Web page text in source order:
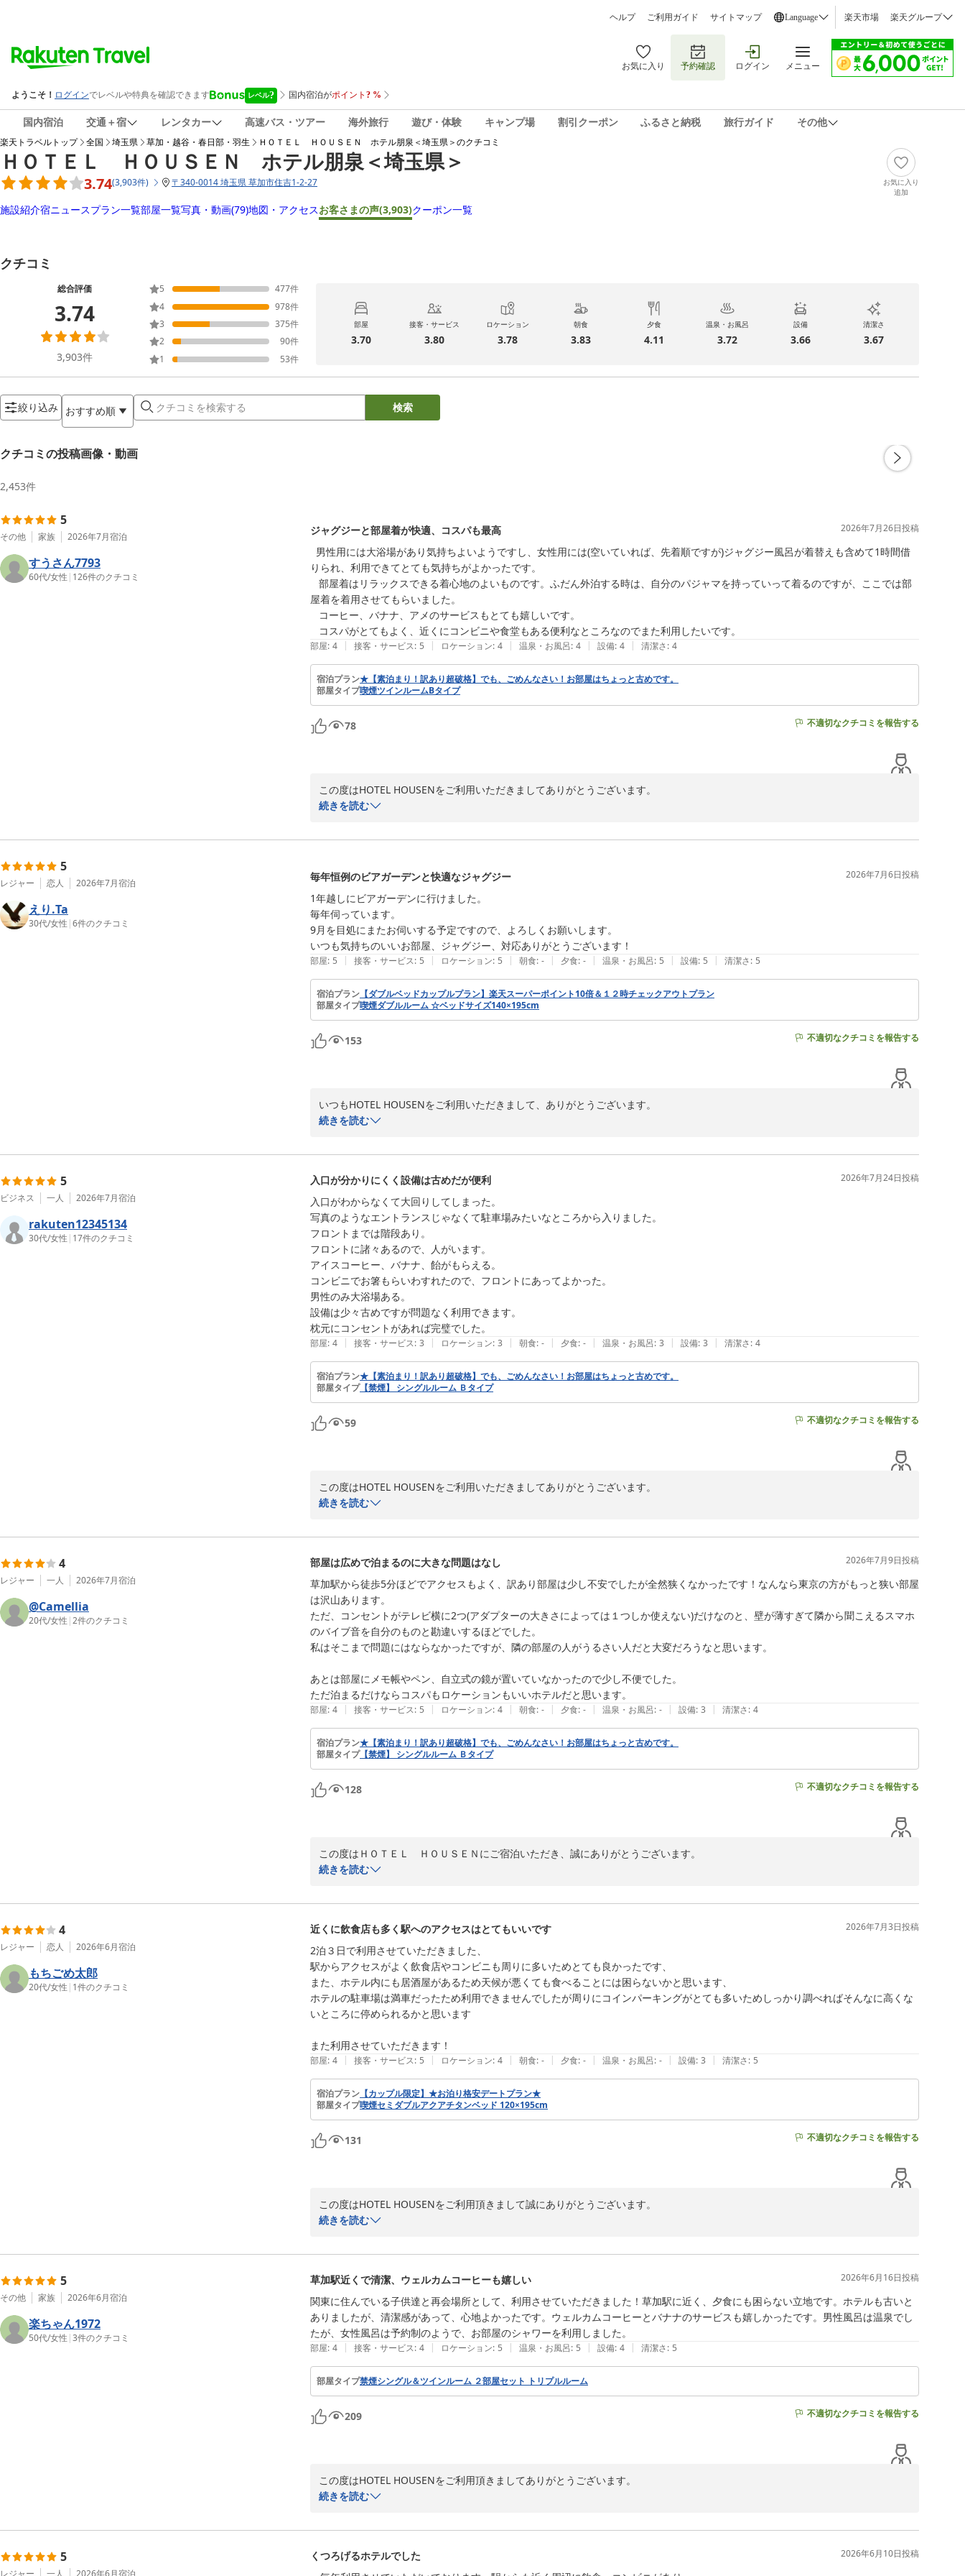
ヘルプ ご利用ガイド サイトマップ Language 楽天市場 楽天グループ
お気に入り 予約確認 ログイン メニュー
国内宿泊 交通＋宿 レンタカー 高速バス・ツアー 海外旅行 遊び・体験 キャンプ場 割引クーポン ふるさと納税 旅行ガイド その他
楽天トラベルトップ 全国 埼玉県 草加・越谷・春日部・羽生 ＨＯＴＥＬ ＨＯＵＳＥＮ ホテル朋泉＜埼玉県＞のクチコミ
ＨＯＴＥＬ ＨＯＵＳＥＮ ホテル朋泉＜埼玉県＞
3.74(3,903件) 〒340-0014 埼玉県 草加市住吉1-2-27
お気に入り
追加
施設紹介宿ニュースプラン一覧部屋一覧写真・動画(79)地図・アクセスお客さまの声(3,903)クーポン一覧
クチコミ
総合評価
3.74
3,903件
5 477件
4
978件
3
375件
2
90件
1
53件
部屋
3.70
接客・サービス
3.80
ロケーション
3.78
朝食
3.83
夕食
4.11
温泉・お風呂
3.72
設備
3.66
清潔さ
3.67
絞り込み おすすめ順 検索
クチコミの投稿画像・動画
2,453件
5
その他 家族 2026年7月宿泊
すうさん7793
60代/女性 | 126件のクチコミ
ジャグジーと部屋着が快適、コスパも最高 2026年7月26日投稿
りられ、利用できてとても気持ちがよかったです。
屋着を着用させてもらいました。
   コスパがとてもよく、近くにコンビニや食堂もある便利なところなのでまた利用したいです。
部屋: 4 | 接客・サービス: 5 | ロケーション: 4 | 温泉・お風呂: 4 | 設備: 4 | 清潔さ: 4
宿泊プラン★【素泊まり！訳あり超破格】でも、ごめんなさい！お部屋はちょっと古めです。
部屋タイプ喫煙ツインルームBタイプ
78 不適切なクチコミを報告する
この度はHOTEL HOUSENをご利用いただきましてありがとうございます。
お客様に快適にお過ごしいただけたご様子を伺い、スタッフ一同励みになります。
当館は東京メトロ日比谷線・半蔵門線直通・東武スカイツリーライン草加駅東口より徒歩3分。外環自動車道草加ICより8分。とい
う立地にあり、周辺には飲食店やコンビニエンスストアも多く、利便性の面でもご好評をいただいております。
今後もお客様に快適な空間とサービスを提供できるよう努めてまいります。
またのお越しを心よりお待ち申し上げております。
この度は、温かいご投稿をありがとうございました。
HOTEL HOUSEN
フロント　中山　雪香
ＨＯＴＥＬ ＨＯＵＳＥＮ ホテル朋泉＜埼玉県＞
続きを読む
5
レジャー 恋人 2026年7月宿泊
えり.Ta
30代/女性 |6件のクチコミ
毎年恒例のビアガーデンと快適なジャグジー 2026年7月6日投稿
1年越しにビアガーデンに行けました。
毎年伺っています。
9月を目処にまたお伺いする予定ですので、よろしくお願いします。
いつも気持ちのいいお部屋、ジャグジー、対応ありがとうございます！
部屋: 5 | 接客・サービス: 5 | ロケーション: 5 | 朝食: - | 夕食: - | 温泉・お風呂: 5 | 設備: 5 | 清潔さ: 5
宿泊プラン 【ダブルベッドカップルプラン】楽天スーパーポイント10倍＆１２時チェックアウトプラン
部屋タイプ喫煙ダブルルーム ☆ベッドサイズ140×195cm
153 不適切なクチコミを報告する
いつもHOTEL HOUSENをご利用いただきまして、ありがとうございます。
毎年恒例となりましたビアガーデン、夏を感じてもらえれば何よりでございます。
またのご来館を心よりお待ちしております。
お忙しい中、ご投稿ありがとうございました。
HOTEL HOUSEN
フロント　栗原
ＨＯＴＥＬ ＨＯＵＳＥＮ ホテル朋泉＜埼玉県＞
2026-07-06
続きを読む
5
ビジネス 一人 2026年7月宿泊
rakuten12345134
30代/女性 | 17件のクチコミ
入口が分かりにくく設備は古めだが便利 2026年7月24日投稿
入口がわからなくて大回りしてしまった。
写真のようなエントランスじゃなくて駐車場みたいなところから入りました。
フロントまでは階段あり。
フロントに諸々あるので、人がいます。
アイスコーヒー、バナナ、飴がもらえる。
コンビニでお箸もらいわすれたので、フロントにあってよかった。
男性のみ大浴場ある。
設備は少々古めですが問題なく利用できます。
枕元にコンセントがあれば完璧でした。
部屋: 4 | 接客・サービス: 3 | ロケーション: 3 | 朝食: - | 夕食: - | 温泉・お風呂: 3 | 設備: 3 | 清潔さ: 4
宿泊プラン★【素泊まり！訳あり超破格】でも、ごめんなさい！お部屋はちょっと古めです。
部屋タイプ【禁煙】 シングルルーム Ｂタイプ
59 不適切なクチコミを報告する
この度はHOTEL HOUSENをご利用いただきましてありがとうございます。
当館の入り口が分かりにくく、ご足労をお掛け致しまして誠に申し訳ございませんでした。お客様の仰いますように、当館はメイ
ていただきますので、ご一報いただければ幸いです。また、フロントに周辺地図もご用意しております。是非ご活用くださいま
当館のウェルカムサービスをご利用いただけましたようで何よりでございました。お客様のお役にたつことができ大変嬉しく思い
ます。何かお困りごとがございましたら、お気軽にフロントまでご相談くださいませ。
お客様の仰いますように当館の大浴場は男性の方のみとなっております。
女性のお客様にはご予約制ではございますが、貸し切りジャグジー風呂のご用意がございますので、チェックインの際にフロント
枕元にコンセントの用意がなくご不便をお掛け致しまして申し訳ございませんでした。フロントにて延長コードの貸し出しも行っ
ておりますので是非ご相談くださいませ。
設備で足りない面がございましたら、こちらが出来る最善の対応で補い、少しでもお客様が快適にお過ごしいただけるようサービ
ス向上に誠心誠意努めてまいります。
また草加近郊にお越しの際は、当館をご利用いただけましたら幸いです。
お忙しい中、ご投稿ありがとうございました。
フロント　新井
ＨＯＴＥＬ ＨＯＵＳＥＮ ホテル朋泉＜埼玉県＞
続きを読む
4
レジャー 一人 2026年7月宿泊
@Camellia
20代/女性 |2件のクチコミ
部屋は広めで泊まるのに大きな問題はなし 2026年7月9日投稿
草加駅から徒歩5分ほどでアクセスもよく、訳あり部屋は少し不安でしたが全然狭くなかったです！なんなら東京の方がもっと狭い部屋
は沢山あります。
ただ、コンセントがテレビ横に2つ(アダプターの大きさによっては１つしか使えない)だけなのと、壁が薄すぎて隣から聞こえるスマホ
のバイブ音を自分のものと勘違いするほどでした。
私はそこまで問題にはならなかったですが、隣の部屋の人がうるさい人だと大変だろうなと思います。
あとは部屋にメモ帳やペン、自立式の鏡が置いていなかったので少し不便でした。
ただ泊まるだけならコスパもロケーションもいいホテルだと思います。
部屋: 4 | 接客・サービス: 5 | ロケーション: 4 | 朝食: - | 夕食: - | 温泉・お風呂: - | 設備: 3 | 清潔さ: 4
宿泊プラン★【素泊まり！訳あり超破格】でも、ごめんなさい！お部屋はちょっと古めです。
部屋タイプ【禁煙】 シングルルーム Ｂタイプ
128 不適切なクチコミを報告する
この度はＨＯＴＥＬ　ＨＯＵＳＥＮにご宿泊いただき、誠にありがとうございます。
当館のアクセスや客室の広さに関しまして、ご満足いただけたご様子を伺い大変嬉しく存じます。
一方で、コンセントの配置や防音面、また備品に関しましてご不便をおかけしましたこと、心よりお詫び申し上げます。
充実について検討させていただきます。
これからも、より快適にお過ごしいただけるよう環境づくりに努めてまいります。
またのご来館をスタッフ一同、心よりお待ちしております。
お忙しい中、ご投稿ありがとうございました。
フロントマネージャー
石田 祐規
ＨＯＴＥＬ ＨＯＵＳＥＮ ホテル朋泉＜埼玉県＞
2026-07-08
続きを読む
4
レジャー 恋人 2026年6月宿泊
もちごめ太郎
20代/女性 | 1件のクチコミ
近くに飲食店も多く駅へのアクセスはとてもいいです 2026年7月3日投稿
2泊３日で利用させていただきました、
駅からアクセスがよく飲食店やコンビニも周りに多いためとても良かったです、
また、ホテル内にも居酒屋があるため天候が悪くても食べることには困らないかと思います、
ホテルの駐車場は満車だったため利用できませんでしたが周りにコインパーキングがとても多いためしっかり調べればそんなに高くな
いところに停められるかと思います
また利用させていただきます！
部屋: 4 | 接客・サービス: 5 | ロケーション: 4 | 朝食: - | 夕食: - | 温泉・お風呂: - | 設備: 3 | 清潔さ: 5
宿泊プラン 【カップル限定】★お泊り格安デートプラン★
部屋タイプ喫煙セミダブルアクアチタンベッド 120×195cm
131 不適切なクチコミを報告する
この度はHOTEL HOUSENをご利用頂きまして誠にありがとうございます。
思います。
駐車場につきましては、ホテル駐車場が満車となっており、ご不便をおかけし申し訳ございませんでした。フロントにて近隣のコ
インパーキングの地図のご用意もありますので参考になれば幸いです。
「また利用させていただきます」とのお言葉は、スタッフ一同にとって何よりの励みです。次回お越しいただく際にも、より快適
にお過ごしいただけるよう努めてまいります。
お忙しい中、ご投稿ありがとうございました。
お客様のまたのご来館を心よりお待ちしております。
HOTEL HOUSEN
フロント　マネージャー
2026-07-02
続きを読む
5
その他 家族 2026年6月宿泊
楽ちゃん1972
50代/女性 |3件のクチコミ
草加駅近くで清潔、ウェルカムコーヒーも嬉しい 2026年6月16日投稿
関東に住んでいる子供達と再会場所として、利用させていただきました！草加駅に近く、夕食にも困らない立地です。ホテルも古いと
ありましたが、清潔感があって、心地よかったです。ウェルカムコーヒーとバナナのサービスも嬉しかったです。男性風呂は温泉でし
たが、女性風呂は予約制のようで、お部屋のシャワーを利用しました。
部屋: 4 | 接客・サービス: 4 | ロケーション: 5 | 温泉・お風呂: 5 | 設備: 4 | 清潔さ: 5
部屋タイプ禁煙シングル＆ツインルーム ２部屋セット トリプルルーム
209 不適切なクチコミを報告する
この度はHOTEL HOUSENをご利用頂きましてありがとうございます。
食事をとる場所が多数ございます。
また、清潔感があって心地よかったとお褒めの言葉をいただくことができ、大変光栄でございます。
続きを読む
5
レジャー 一人 2026年6月宿泊
くつろげるホテルでした 2026年6月10日投稿